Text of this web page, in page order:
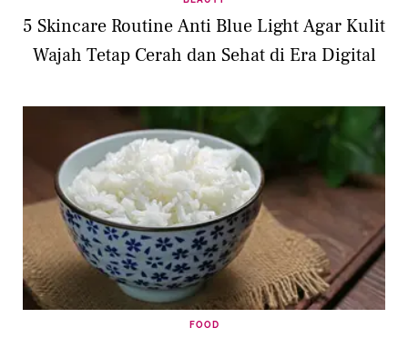
5 Skincare Routine Anti Blue Light Agar Kulit
Wajah Tetap Cerah dan Sehat di Era Digital
FOOD